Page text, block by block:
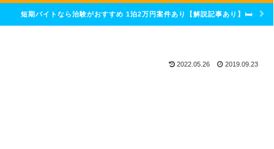
短期バイトなら治験がおすすめ 1泊2万円案件あり【解説記事あり】🛏
2022.05.26 2019.09.23